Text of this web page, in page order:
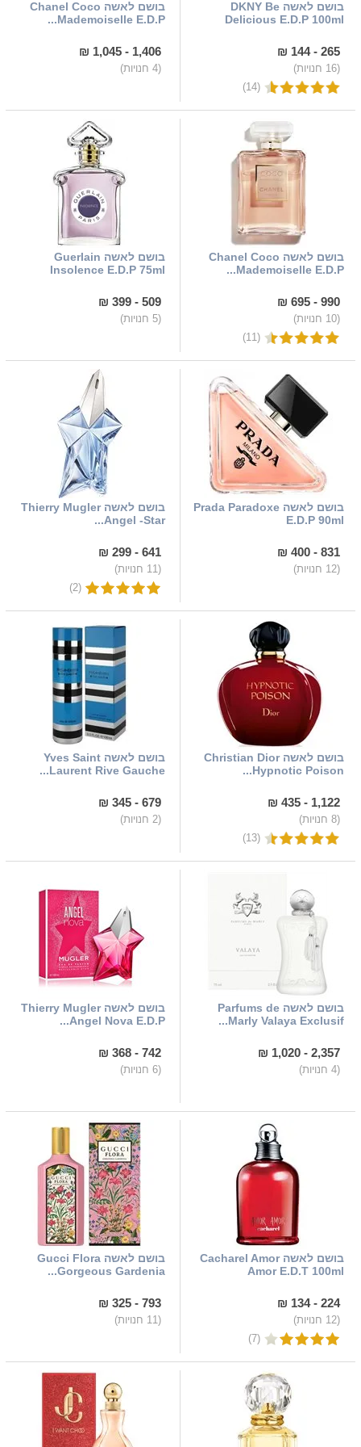
בושם לאשה DKNY Be
Delicious E.D.P 100ml
265 - 144 ₪
(16 חנויות)
(14)
בושם לאשה Chanel Coco
Mademoiselle E.D.P...
1,406 - 1,045 ₪
(4 חנויות)
בושם לאשה Chanel Coco
Mademoiselle E.D.P...
990 - 695 ₪
(10 חנויות)
(11)
בושם לאשה Guerlain
Insolence E.D.P 75ml
509 - 399 ₪
(5 חנויות)
בושם לאשה Prada Paradoxe
E.D.P 90ml
831 - 400 ₪
(12 חנויות)
בושם לאשה Thierry Mugler
Angel -Star...
641 - 299 ₪
(11 חנויות)
(2)
בושם לאשה Christian Dior
Hypnotic Poison...
1,122 - 435 ₪
(8 חנויות)
(13)
בושם לאשה Yves Saint
Laurent Rive Gauche...
679 - 345 ₪
(2 חנויות)
בושם לאשה Parfums de
Marly Valaya Exclusif...
2,357 - 1,020 ₪
(4 חנויות)
בושם לאשה Thierry Mugler
Angel Nova E.D.P...
742 - 368 ₪
(6 חנויות)
בושם לאשה Cacharel Amor
Amor E.D.T 100ml
224 - 134 ₪
(12 חנויות)
(7)
בושם לאשה Gucci Flora
Gorgeous Gardenia...
793 - 325 ₪
(11 חנויות)